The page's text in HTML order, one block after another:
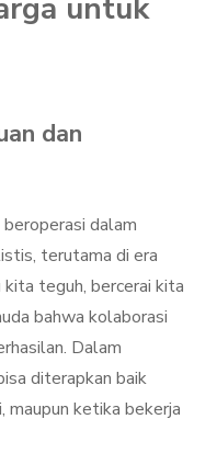
untuk
dan
dalam
terutama di era
teguh, bercerai kita
bahwa kolaborasi
Dalam
diterapkan baik
maupun ketika bekerja